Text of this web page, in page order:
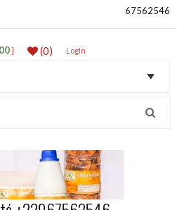
67562546
] (0) LogIn